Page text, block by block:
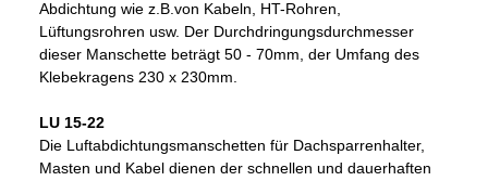
Abdichtung wie z.B.von Kabeln, HT-Rohren,
Lüftungsrohren usw. Der Durchdringungsdurchmesser
dieser Manschette beträgt 50 - 70mm, der Umfang des
Klebekragens 230 x 230mm.
LU 15-22
Die Luftabdichtungsmanschetten für Dachsparrenhalter,
Masten und Kabel dienen der schnellen und dauerhaften